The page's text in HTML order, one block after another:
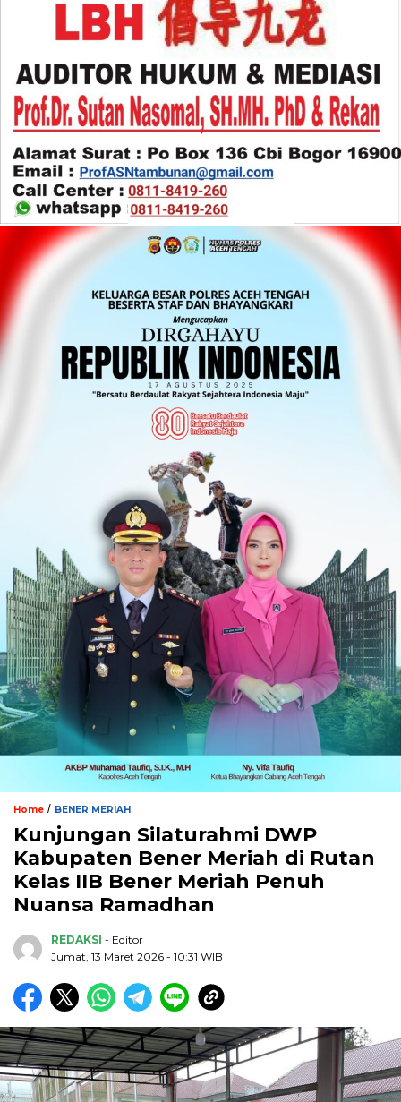
Home / BENER MERIAH
Kunjungan Silaturahmi DWP
Kabupaten Bener Meriah di Rutan
Kelas IIB Bener Meriah Penuh
Nuansa Ramadhan
REDAKSI - Editor
Jumat, 13 Maret 2026 - 10:31 WIB